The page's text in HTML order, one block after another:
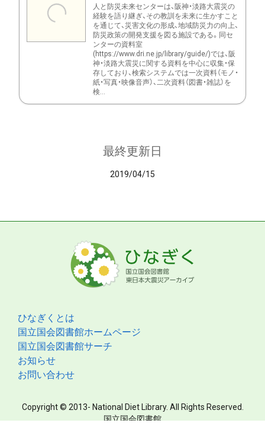
人と防災未来センターは、阪神・淡路大震災の
経験を語り継ぎ、その教訓を未来に生かすこと
を通じて、災害文化の形成、地域防災力の向上、
防災政策の開発支援を図る施設である。同セ
ンターの資料室
(https://www.dri.ne.jp/library/guide/)では、阪
神・淡路大震災に関する資料を中心に収集・保
存しており、検索システムでは一次資料（モノ・
紙・写真・映像音声）、二次資料（図書・雑誌）を
検...
最終更新日
2019/04/15
ひなぎくとは
国立国会図書館ホームページ
国立国会図書館サーチ
お知らせ
お問い合わせ
Copyright © 2013- National Diet Library. All Rights Reserved.